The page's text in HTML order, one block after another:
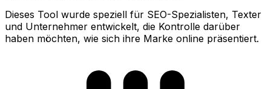
Dieses Tool wurde speziell für SEO-Spezialisten, Texter
und Unternehmer entwickelt, die Kontrolle darüber
haben möchten, wie sich ihre Marke online präsentiert.